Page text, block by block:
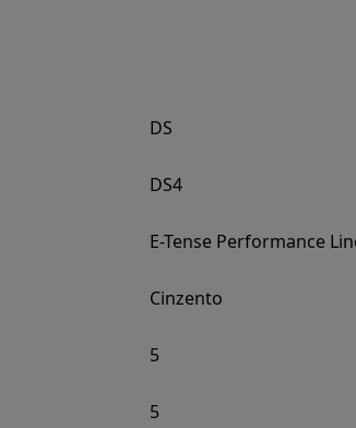
DS
DS4
E-Tense Performance
Cinzento
5
5